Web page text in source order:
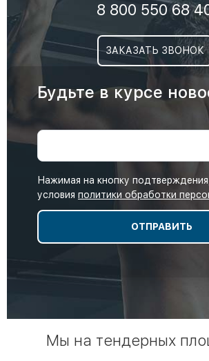
8 800 550 68
ЗАКАЗАТЬ ЗВОНОК
Будьте в курсе
Нажимая на кнопку
условия политики обработки
Мы на тендерных